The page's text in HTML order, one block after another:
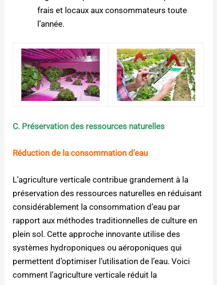
frais et locaux aux consommateurs toute
l’année.
C. Préservation des ressources naturelles
Réduction de la consommation d’eau
L’agriculture verticale contribue grandement à la
préservation des ressources naturelles en réduisant
considérablement la consommation d’eau par
rapport aux méthodes traditionnelles de culture en
plein sol. Cette approche innovante utilise des
systèmes hydroponiques ou aéroponiques qui
permettent d’optimiser l’utilisation de l’eau. Voici
comment l’agriculture verticale réduit la